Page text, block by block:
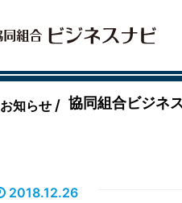
お知らせ/ 協同組合ビジネ
2018.12.26